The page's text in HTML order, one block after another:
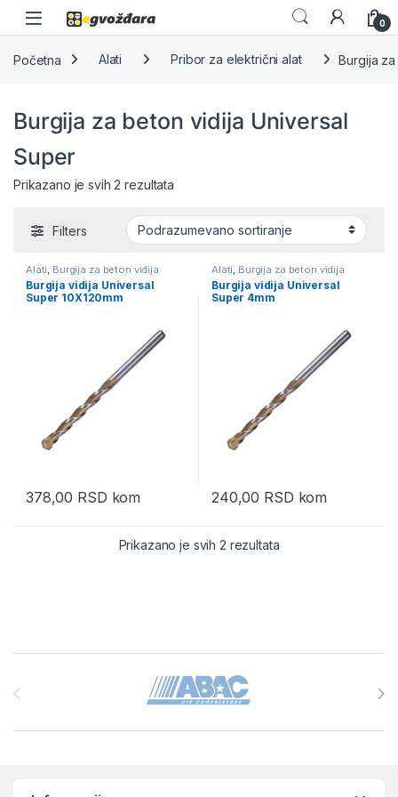
Skip to navigation
Skip to content
0
Početna Alati Pribor za električni alat Burgija
Burgija za beton vidija Universal
Super
Prikazano je svih 2 rezultata
Filters
Alati Burgija za beton vidija
Universal Super , Pribor za
električni alat
Burgija vidija Universal
Super 10X120mm
378,00 RSD kom
Alati Burgija za beton vidija
Universal Super , Pribor za
električni alat
Burgija vidija Universal
Super 4mm
240,00 RSD kom
Prikazano je svih 2 rezultata
Brands Carousel